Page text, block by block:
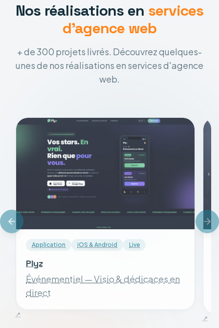
Nos réalisations en services
d'agence web
+ de 300 projets livrés. Découvrez quelques-
unes de nos réalisations en services d'agence
web.
Application iOS & Android Live
Plyz
Événementiel — Visio & dédicaces en
direct